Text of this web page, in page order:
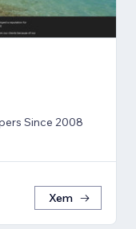
Since 2008
Xem